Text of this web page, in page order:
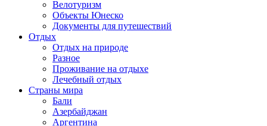
Велотуризм
Объекты Юнеско
Документы для путешествий
Отдых
Отдых на природе
Разное
Проживание на отдыхе
Лечебный отдых
Страны мира
Бали
Азербайджан
Аргентина